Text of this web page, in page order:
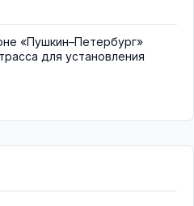
«Пушкин–Петербург»
для установления